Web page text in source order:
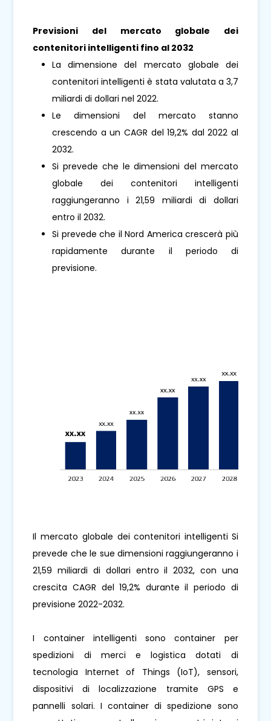
Previsioni del mercato globale dei
contenitori intelligenti fino al 2032
La dimensione del mercato globale dei
contenitori intelligenti è stata valutata a 3,7
miliardi di dollari nel 2022.
Le dimensioni del mercato stanno
crescendo a un CAGR del 19,2% dal 2022 al
2032.
Si prevede che le dimensioni del mercato
globale dei contenitori intelligenti
raggiungeranno i 21,59 miliardi di dollari
entro il 2032.
Si prevede che il Nord America crescerà più
rapidamente durante il periodo di
previsione.
Il mercato globale dei contenitori intelligenti Si
prevede che le sue dimensioni raggiungeranno i
21,59 miliardi di dollari entro il 2032, con una
crescita CAGR del 19,2% durante il periodo di
previsione 2022-2032.
I container intelligenti sono container per
spedizioni di merci e logistica dotati di
tecnologia Internet of Things (IoT), sensori,
dispositivi di localizzazione tramite GPS e
pannelli solari. I container di spedizione sono